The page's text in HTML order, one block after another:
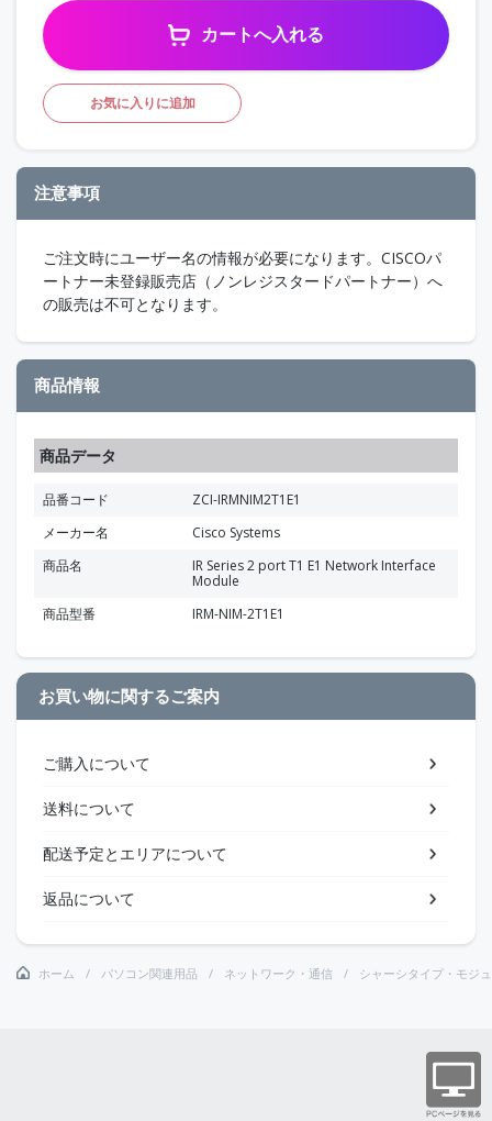
カートへ入れる
お気に入りに追加
注意事項
ご注文時にユーザー名の情報が必要になります。CISCOパ
ートナー未登録販売店（ノンレジスタードパートナー）へ
の販売は不可となります。
商品情報
商品データ
品番コード
ZCI-IRMNIM2T1E1
メーカー名
Cisco Systems
商品名
IR Series 2 port T1 E1 Network Interface
Module
商品型番
IRM-NIM-2T1E1
お買い物に関するご案内
ご購入について
送料について
配送予定とエリアについて
返品について
ホーム パソコン関連用品 ネットワーク・通信 シャーシタイプ・モジ